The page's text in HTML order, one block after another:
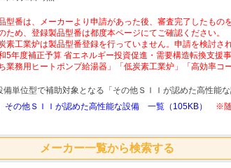
型番は、メーカーより申請があった後、審査完了したもの
ため、登録製品型番は都度本ページにてご確認ください。
素工業炉は製品型番登録を行っていません。申請を検討さ
5年度補正予算 省エネルギー投資促進・需要構造転換支援
業務用ヒートポンプ給湯器」「低炭素工業炉」「高効率コ
単位型で補助対象となる「その他ＳＩＩが認めた高性能
その他ＳＩＩが認めた高性能な設備 一覧（105KB）
※随
メーカー一覧から検索する